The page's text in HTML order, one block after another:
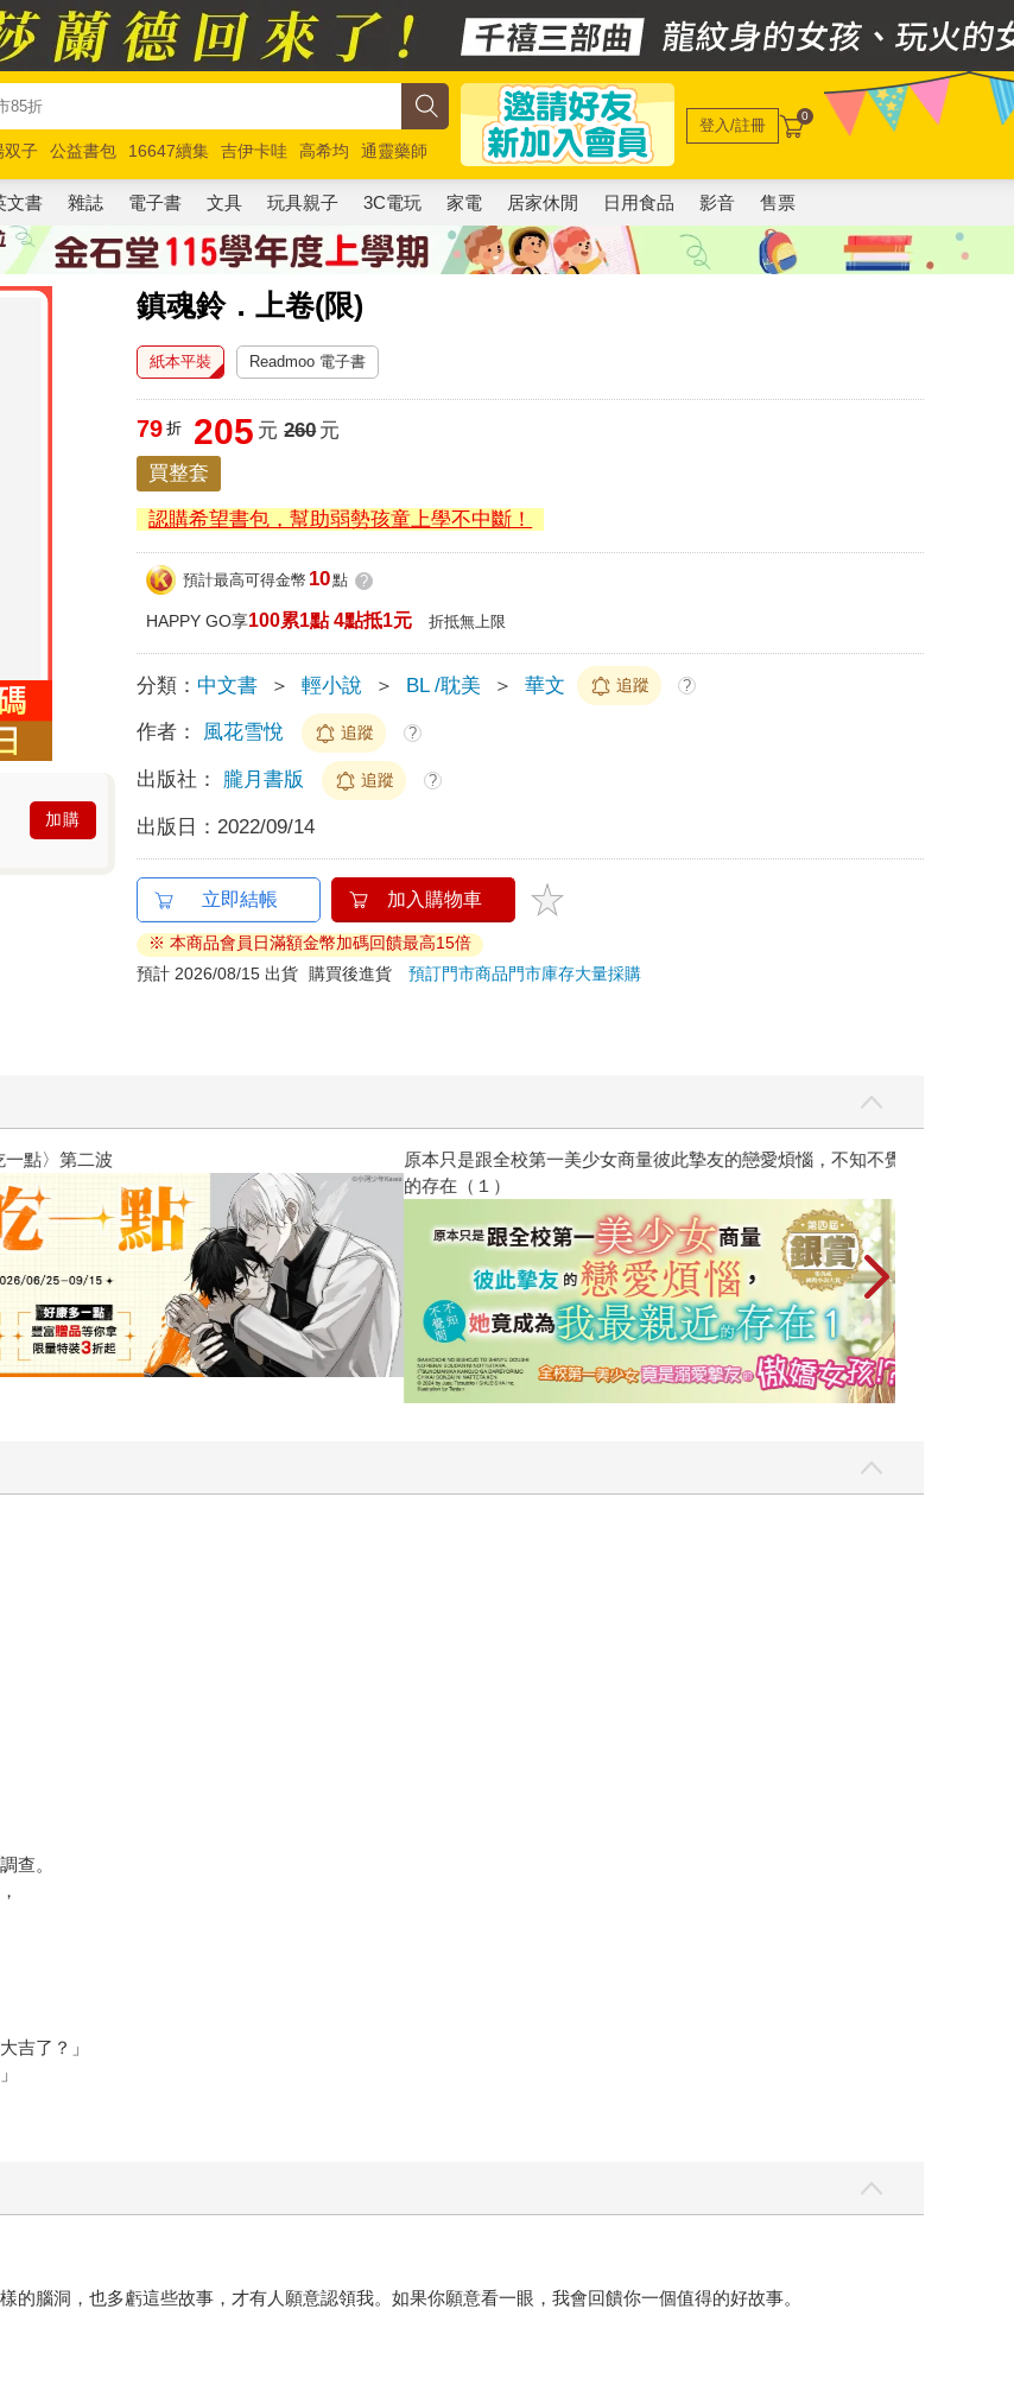
双子 公益書包 16647續集 吉伊卡哇 高希均
通靈藥師
新作 馬斯克 玩具總動員5 超慢跑
登入/註冊 0
文書 雜誌 電子書 文具 玩具親子 3C電玩 家電 居家休閒 日用食品 影音 售票
鎮魂鈴．上卷(限)
加購
紙本平裝 Readmoo 電子書
79 折 205 元 260元
買整套
認購希望書包，幫助弱勢孩童上學不中斷！
預計最高可得金幣 10點 ?
HAPPY GO享100累1點 4點抵1元 折抵無上限
分類： 中文書 ＞ 輕小說 ＞ BL /耽美 ＞ 華文 追蹤 ?
作者： 風花雪悅 追蹤 ?
出版社： 朧月書版 追蹤 ?
出版日： 2022/09/14
立即結帳 加入購物車
※ 本商品會員日滿額金幣加碼回饋最高15倍
預計 2026/08/15 出貨
購買後進貨預訂門市商品門市庫存大量採購
原本只是跟全校第一美少女商量彼此摯友的戀愛煩惱，不知不覺間她竟成為我最親近
的存在（１）
台灣角川2026
查。
吉了？」
腦洞，也多虧這些故事，才有人願意認領我。如果你願意看一眼，我會回饋你一個值得的好故事。